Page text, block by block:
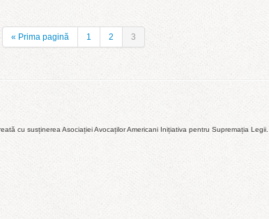
« Prima pagină 1 2 3
cu susținerea Asociației Avocaților Americani Inițiativa pentru Supremația Legii.